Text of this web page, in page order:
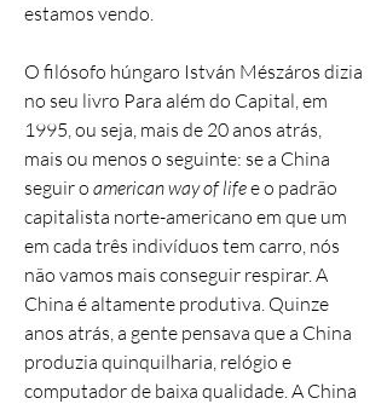
estamos vendo.
O filósofo húngaro István Mészáros dizia
no seu livro Para além do Capital, em
1995, ou seja, mais de 20 anos atrás,
mais ou menos o seguinte: se a China
seguir o american way of lifee o padrão
capitalista norte-americano em que um
em cada três indivíduos tem carro, nós
não vamos mais conseguir respirar. A
China é altamente produtiva. Quinze
anos atrás, a gente pensava que a China
produzia quinquilharia, relógio e
computador de baixa qualidade. A China